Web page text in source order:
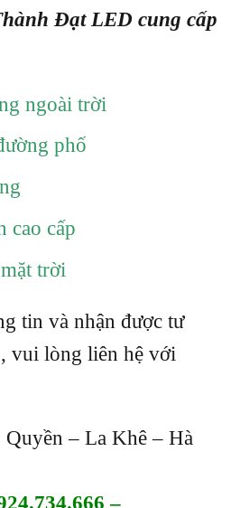
Đạt LED cung cấp
ngoài trời
phố
cao cấp
trời
tin và nhận được tư
vui lòng liên hệ với
– La Khê – Hà
–